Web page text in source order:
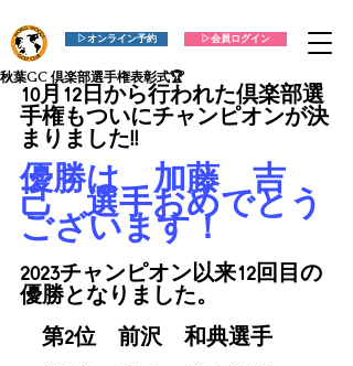
▷会員ログイン
▷オンライン予約
秋葉GC 倶楽部選手権表彰式🏆
10月12日から行われた倶楽部選
手権もついにチャンピオンが決
まりました!!
優勝は　加藤　吉
己　選手おめでとう
ございます！
2023チャンピオン以来12回目の
優勝となりました。
第2位　前沢　和典選手